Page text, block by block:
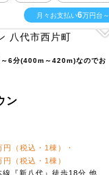
月々お支払い6万円台～
6分(400m～420m)なのでお
ン
円（税込・1棟）・
円（税込・1棟）
線『新八代』徒歩18分 他